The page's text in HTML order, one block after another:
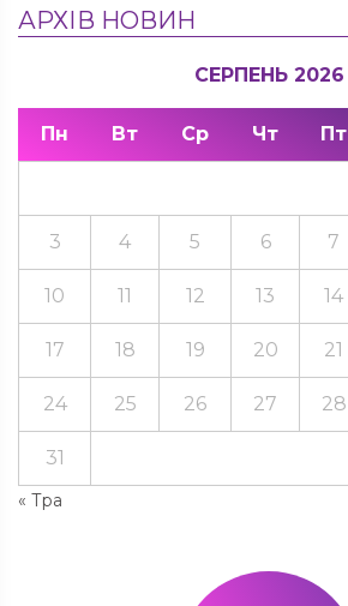
АРХІВ НОВИН
СЕРПЕНЬ 2026
Пн Вт Ср Чт Пт
« Тра
3 4 5 6 7
10 11 12 13 14
17 18 19 20 21
24 25 26 27 28
31